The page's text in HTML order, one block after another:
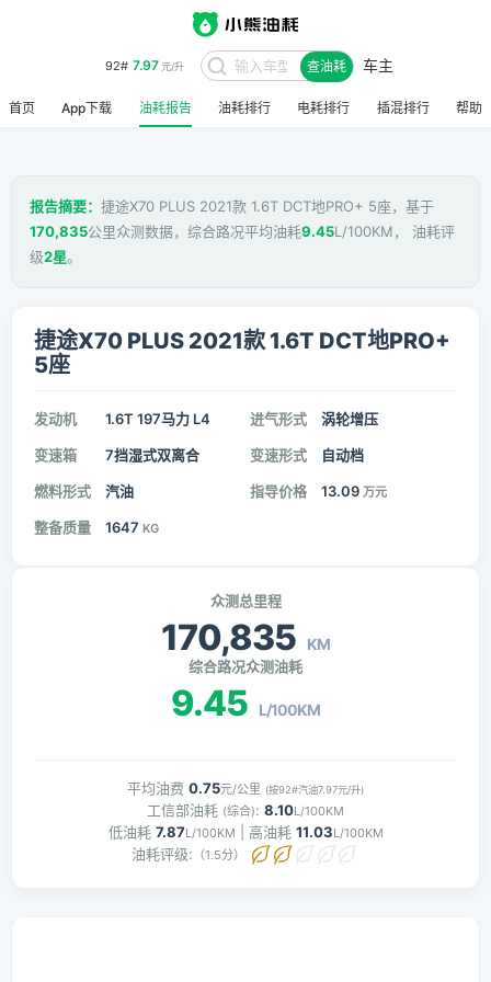
92# 7.97元/升 查油耗 车主
首页 App下载 油耗报告 油耗排行 电耗排行 插混排行 帮助
报告摘要： 捷途X70 PLUS 2021款 1.6T DCT地PRO+ 5座，基于
170,835公里众测数据，综合路况平均油耗9.45L/100KM， 油耗评
级2星。
捷途X70 PLUS 2021款 1.6T DCT地PRO+
5座
发动机 1.6T 197马力 L4 进气形式 涡轮增压
变速箱 7挡湿式双离合 变速形式 自动档
燃料形式 汽油 指导价格 13.09 万元
整备质量 1647 KG
众测总里程
170,835 KM
综合路况众测油耗
9.45 L/100KM
平均油费 0.75元/公里 (按92#汽油7.97元/升)
工信部油耗 (综合): 8.10L/100KM
低油耗 7.87L/100KM | 高油耗 11.03L/100KM
油耗评级: （1.5分）